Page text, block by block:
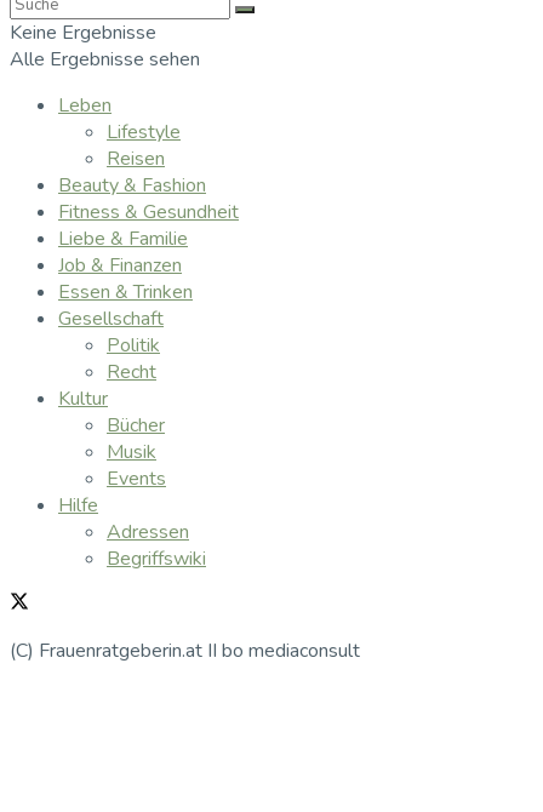
Keine Ergebnisse
Alle Ergebnisse sehen
Leben
Lifestyle
Reisen
Beauty & Fashion
Fitness & Gesundheit
Liebe & Familie
Job & Finanzen
Essen & Trinken
Gesellschaft
Politik
Recht
Kultur
Bücher
Musik
Events
Hilfe
Adressen
Begriffswiki
(C) Frauenratgeberin.at II bo mediaconsult